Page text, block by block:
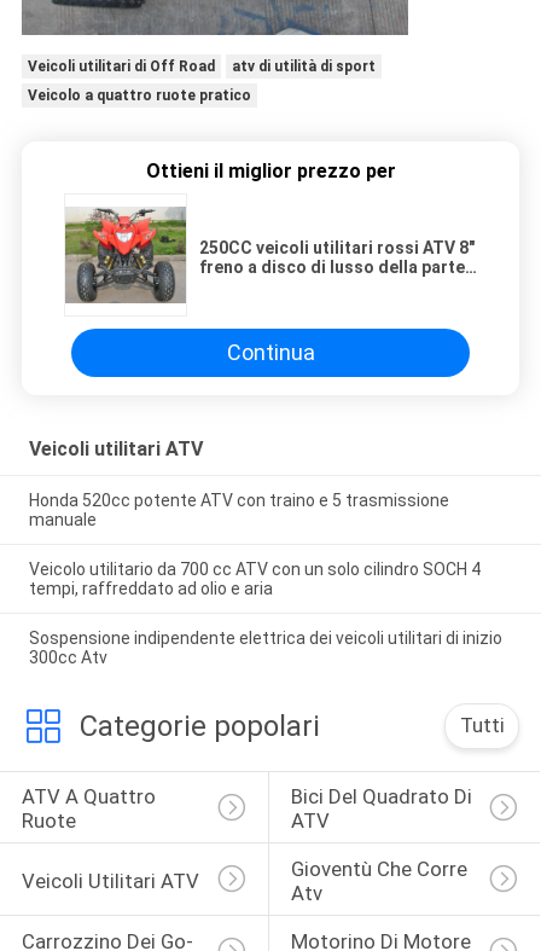
Veicoli utilitari di Off Road
atv di utilità di sport
Veicolo a quattro ruote pratico
Ottieni il miglior prezzo per
250CC veicoli utilitari rossi ATV 8"
freno a disco di lusso della parte
dell'aria della gomma
Continua
Veicoli utilitari ATV
Honda 520cc potente ATV con traino e 5 trasmissione
manuale
Veicolo utilitario da 700 cc ATV con un solo cilindro SOCH 4
tempi, raffreddato ad olio e aria
Sospensione indipendente elettrica dei veicoli utilitari di inizio
300cc Atv
Categorie popolari Tutti
ATV A Quattro
Ruote
Bici Del Quadrato Di
ATV
Veicoli Utilitari ATV
Gioventù Che Corre
Atv
Carrozzino Dei Go-
Motorino Di Motore